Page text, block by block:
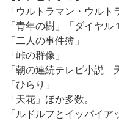
「ウルトラマン・ウルト
「青年の樹」「ダイヤル
「二人の事件簿」
「峠の群像」
「朝の連続テレビ小説
「ひらり」
「天花」ほか多数。
「ルドルフとイッパイア